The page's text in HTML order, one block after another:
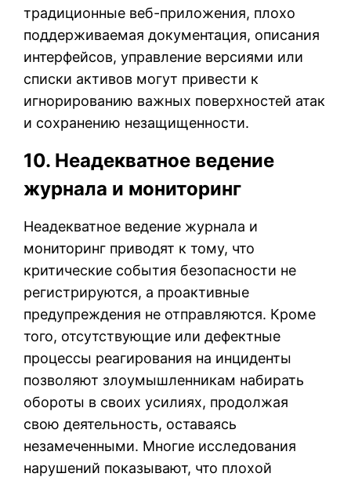
традиционные веб-приложения, плохо
поддерживаемая документация, описания
интерфейсов, управление версиями или
списки активов могут привести к
игнорированию важных поверхностей атак
и сохранению незащищенности.
10. Неадекватное ведение
журнала и мониторинг
Неадекватное ведение журнала и
мониторинг приводят к тому, что
критические события безопасности не
регистрируются, а проактивные
предупреждения не отправляются. Кроме
того, отсутствующие или дефектные
процессы реагирования на инциденты
позволяют злоумышленникам набирать
обороты в своих усилиях, продолжая
свою деятельность, оставаясь
незамеченными. Многие исследования
нарушений показывают, что плохой